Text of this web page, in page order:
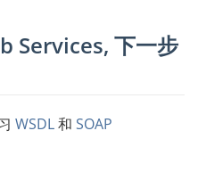
Services, 下一步
WSDL和 SOAP